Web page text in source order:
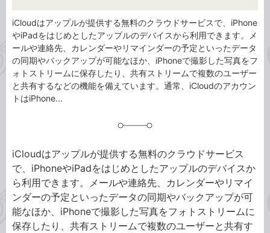
iCloudはアップルが提供する無料のクラウドサービスで、iPhone
やiPadをはじめとしたアップルのデバイスから利用できます。メ
ールや連絡先、カレンダーやリマインダーの予定といったデータ
の同期やバックアップが可能なほか、iPhoneで撮影した写真をフ
ォトストリームに保存したり、共有ストリームで複数のユーザー
と共有するなどの機能を備えています。通常、iCloudのアカウン
トはiPhone...
iCloudはアップルが提供する無料のクラウドサービス
で、iPhoneやiPadをはじめとしたアップルのデバイスか
ら利用できます。メールや連絡先、カレンダーやリマイ
ンダーの予定といったデータの同期やバックアップが可
能なほか、iPhoneで撮影した写真をフォトストリームに
保存したり、共有ストリームで複数のユーザーと共有す